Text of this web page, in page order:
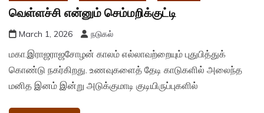
வெள்ளச்சி என்னும் செம்மறிக்குட்டி
March 1, 2026 நடுகல்
மகா.இராஜராஜசோழன் காலம் எல்லாவற்றையும் புதுபித்துக்
கொண்டு நகர்கிறது. உணவுகளைத் தேடி காடுகளில் அலைந்த
மனித இனம் இன்று அடுக்குமாடி குடியிருப்புகளில்